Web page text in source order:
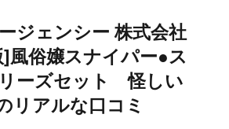
ジェンシー 株式会社
風俗嬢スナイパー●ス
ーズセット 怪しい
リアルな口コミ